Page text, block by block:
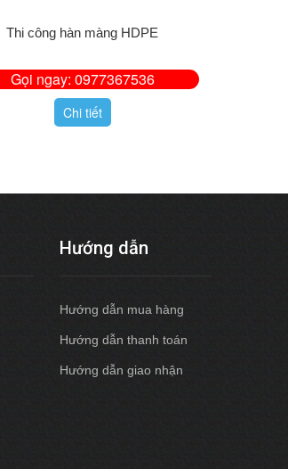
Thi công hàn màng HDPE
Gọi ngay: 0977367536
Chi tiết
Hướng dẫn
Hướng dẫn mua hàng
Hướng dẫn thanh toán
Hướng dẫn giao nhận